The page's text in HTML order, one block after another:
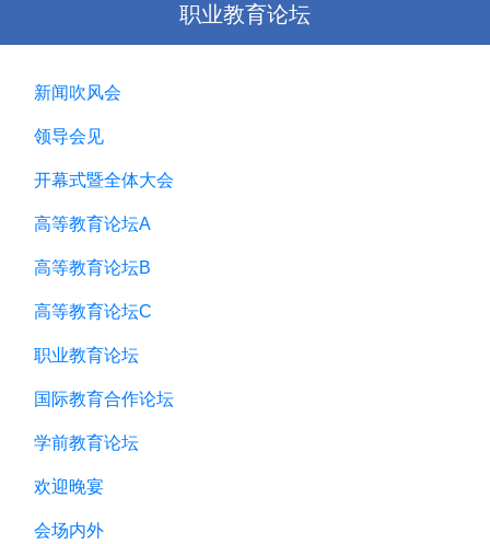
职业教育论坛
新闻吹风会
领导会见
开幕式暨全体大会
高等教育论坛A
高等教育论坛B
高等教育论坛C
职业教育论坛
国际教育合作论坛
学前教育论坛
欢迎晚宴
会场内外